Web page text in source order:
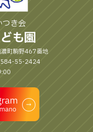
つき会
も園
町駒野467番地
55-2424